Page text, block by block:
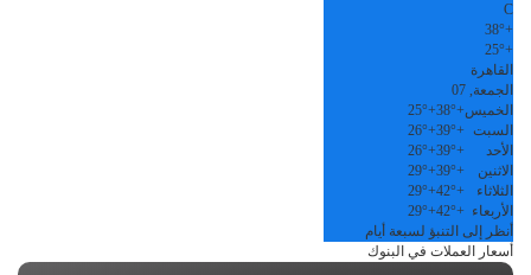
C
+
38°
+
25°
القاهرة
الجمعة, 07
الخميس+
38°
+
25°
السبت +
39°
+
26°
الأحد
+
39°
+
26°
الاثنين
+
39°
+
29°
الثلاثاء
+
42°
+
29°
الأربعاء +
42°
+
29°
أنظر إلى التنبؤ لسبعة أيام
أسعار العملات في البنوك